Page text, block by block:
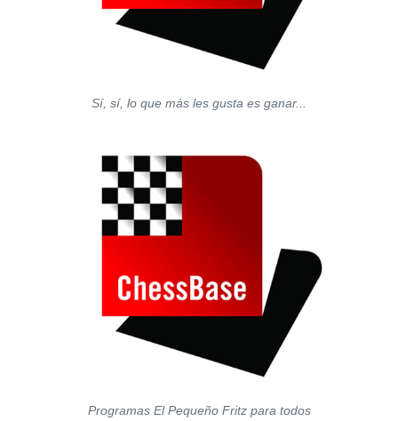
Sí, sí, lo que más les gusta es ganar...
Programas El Pequeño Fritz para todos